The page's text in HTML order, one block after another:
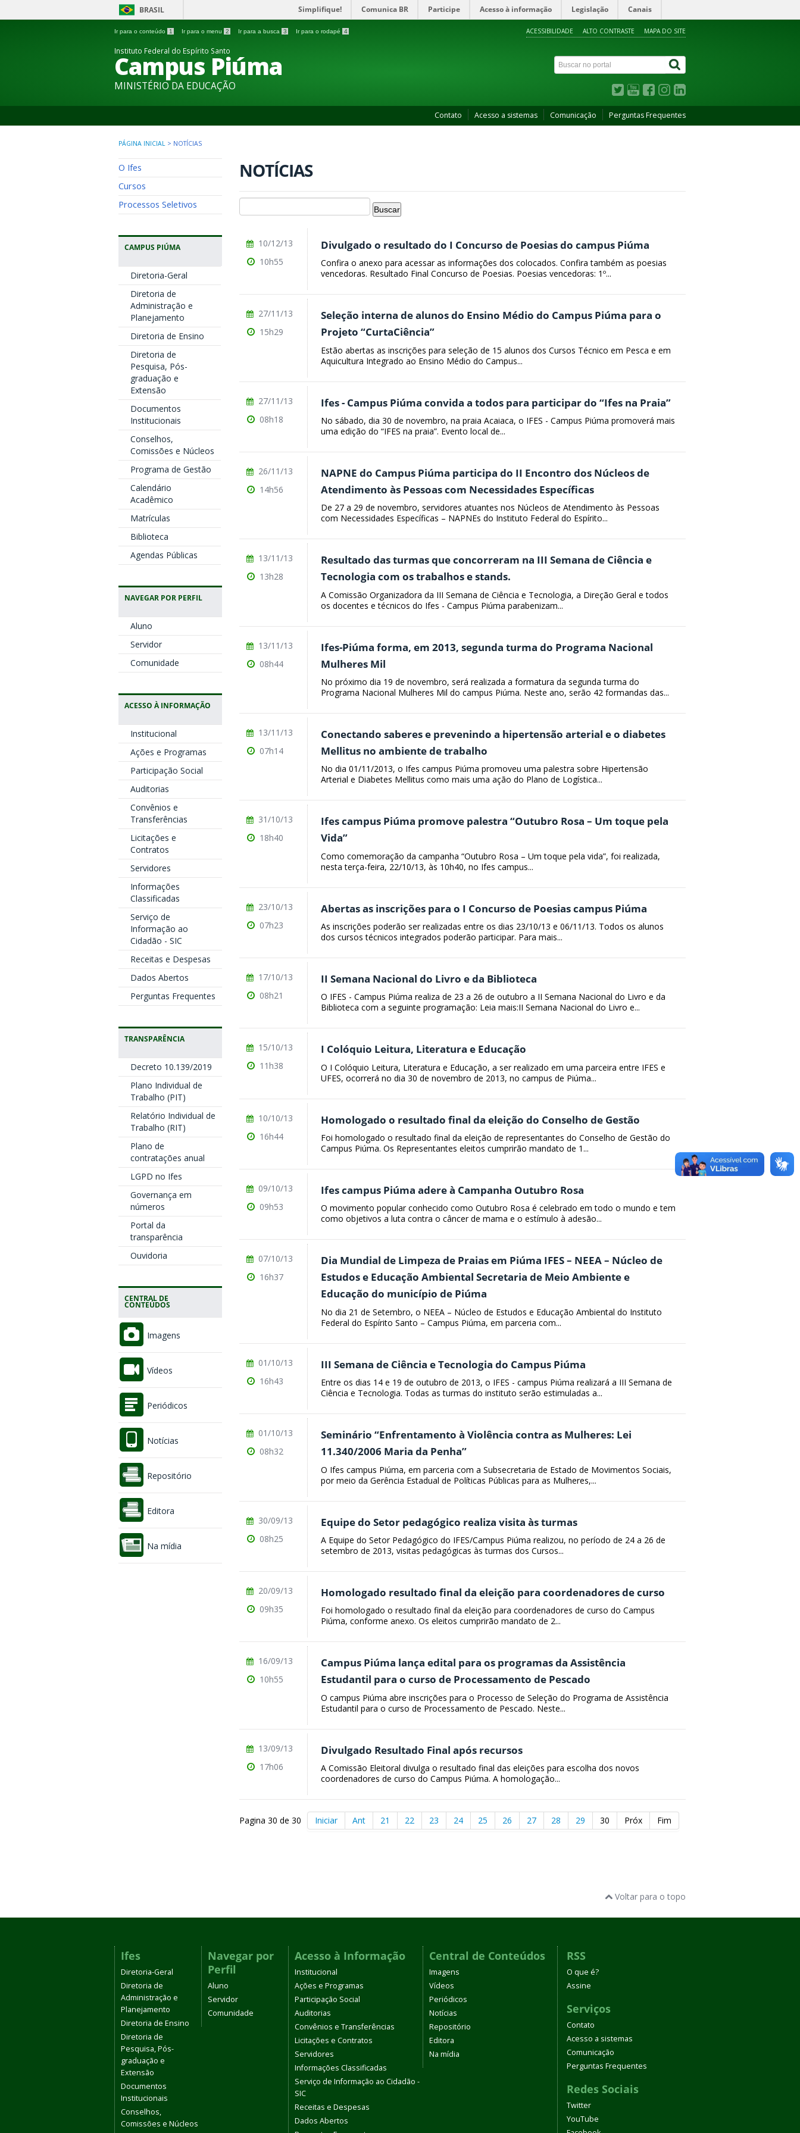
BRASIL Simplifique! Comunica BR Participe Acesso à informação Legislação Canais
Ir para o conteúdo 1 Ir para o menu 2 Ir para a busca 3 Ir para o rodapé 4 ACESSIBILIDADE ALTO CONTRASTE MAPA DO SITE
Instituto Federal do Espírito Santo
Campus Piúma
MINISTÉRIO DA EDUCAÇÃO
Contato Acesso a sistemas Comunicação Perguntas Frequentes
PÁGINA INICIAL > NOTÍCIAS
O Ifes
Cursos
Processos Seletivos
CAMPUS PIÚMA
Diretoria-Geral
Diretoria de
Administração e
Planejamento
Diretoria de Ensino
Diretoria de
Pesquisa, Pós-
graduação e
Extensão
Documentos
Institucionais
Conselhos,
Comissões e Núcleos
Programa de Gestão
Calendário
Acadêmico
Matrículas
Biblioteca
Agendas Públicas
NAVEGAR POR PERFIL
Aluno
Servidor
Comunidade
ACESSO À INFORMAÇÃO
Institucional
Ações e Programas
Participação Social
Auditorias
Convênios e
Transferências
Licitações e
Contratos
Servidores
Informações
Classificadas
Serviço de
Informação ao
Cidadão - SIC
Receitas e Despesas
Dados Abertos
Perguntas Frequentes
TRANSPARÊNCIA
Decreto 10.139/2019
Plano Individual de
Trabalho (PIT)
Relatório Individual de
Trabalho (RIT)
Plano de
contratações anual
LGPD no Ifes
Governança em
números
Portal da
transparência
Ouvidoria
CENTRAL DE
CONTEÚDOS
Imagens
Vídeos
Periódicos
Notícias
Repositório
Editora
Na mídia
NOTÍCIAS
Divulgado o resultado do I Concurso de Poesias do campus Piúma
Confira o anexo para acessar as informações dos colocados. Confira também as poesias
vencedoras. Resultado Final Concurso de Poesias. Poesias vencedoras: 1º...
10/12/13
10h55
Seleção interna de alunos do Ensino Médio do Campus Piúma para o
Projeto “CurtaCiência”
Estão abertas as inscrições para seleção de 15 alunos dos Cursos Técnico em Pesca e em
Aquicultura Integrado ao Ensino Médio do Campus...
27/11/13
15h29
Ifes - Campus Piúma convida a todos para participar do “Ifes na Praia”
No sábado, dia 30 de novembro, na praia Acaiaca, o IFES - Campus Piúma promoverá mais
uma edição do “IFES na praia”. Evento local de...
27/11/13
08h18
NAPNE do Campus Piúma participa do II Encontro dos Núcleos de
Atendimento às Pessoas com Necessidades Específicas
De 27 a 29 de novembro, servidores atuantes nos Núcleos de Atendimento às Pessoas
com Necessidades Específicas – NAPNEs do Instituto Federal do Espírito...
26/11/13
14h56
Resultado das turmas que concorreram na III Semana de Ciência e
Tecnologia com os trabalhos e stands.
A Comissão Organizadora da III Semana de Ciência e Tecnologia, a Direção Geral e todos
os docentes e técnicos do Ifes - Campus Piúma parabenizam...
13/11/13
13h28
Ifes-Piúma forma, em 2013, segunda turma do Programa Nacional
Mulheres Mil
No próximo dia 19 de novembro, será realizada a formatura da segunda turma do
Programa Nacional Mulheres Mil do campus Piúma. Neste ano, serão 42 formandas das...
13/11/13
08h44
Conectando saberes e prevenindo a hipertensão arterial e o diabetes
Mellitus no ambiente de trabalho
No dia 01/11/2013, o Ifes campus Piúma promoveu uma palestra sobre Hipertensão
Arterial e Diabetes Mellitus como mais uma ação do Plano de Logística...
13/11/13
07h14
Ifes campus Piúma promove palestra “Outubro Rosa – Um toque pela
Vida”
Como comemoração da campanha “Outubro Rosa – Um toque pela vida”, foi realizada,
nesta terça-feira, 22/10/13, às 10h40, no Ifes campus...
31/10/13
18h40
Abertas as inscrições para o I Concurso de Poesias campus Piúma
As inscrições poderão ser realizadas entre os dias 23/10/13 e 06/11/13. Todos os alunos
dos cursos técnicos integrados poderão participar. Para mais...
23/10/13
07h23
II Semana Nacional do Livro e da Biblioteca
O IFES - Campus Piúma realiza de 23 a 26 de outubro a II Semana Nacional do Livro e da
Biblioteca com a seguinte programação: Leia mais:II Semana Nacional do Livro e...
17/10/13
08h21
I Colóquio Leitura, Literatura e Educação
O I Colóquio Leitura, Literatura e Educação, a ser realizado em uma parceira entre IFES e
UFES, ocorrerá no dia 30 de novembro de 2013, no campus de Piúma...
15/10/13
11h38
Homologado o resultado final da eleição do Conselho de Gestão
Foi homologado o resultado final da eleição de representantes do Conselho de Gestão do
Campus Piúma. Os Representantes eleitos cumprirão mandato de 1...
10/10/13
16h44
Ifes campus Piúma adere à Campanha Outubro Rosa
O movimento popular conhecido como Outubro Rosa é celebrado em todo o mundo e tem
como objetivos a luta contra o câncer de mama e o estímulo à adesão...
09/10/13
09h53
Dia Mundial de Limpeza de Praias em Piúma IFES – NEEA – Núcleo de
Estudos e Educação Ambiental Secretaria de Meio Ambiente e
Educação do município de Piúma
No dia 21 de Setembro, o NEEA – Núcleo de Estudos e Educação Ambiental do Instituto
Federal do Espírito Santo – Campus Piúma, em parceria com...
07/10/13
16h37
III Semana de Ciência e Tecnologia do Campus Piúma
Entre os dias 14 e 19 de outubro de 2013, o IFES - campus Piúma realizará a III Semana de
Ciência e Tecnologia. Todas as turmas do instituto serão estimuladas a...
01/10/13
16h43
Seminário “Enfrentamento à Violência contra as Mulheres: Lei
11.340/2006 Maria da Penha’’
O Ifes campus Piúma, em parceria com a Subsecretaria de Estado de Movimentos Sociais,
por meio da Gerência Estadual de Políticas Públicas para as Mulheres,...
01/10/13
08h32
Equipe do Setor pedagógico realiza visita às turmas
A Equipe do Setor Pedagógico do IFES/Campus Piúma realizou, no período de 24 a 26 de
setembro de 2013, visitas pedagógicas às turmas dos Cursos...
30/09/13
08h25
Homologado resultado final da eleição para coordenadores de curso
Foi homologado o resultado final da eleição para coordenadores de curso do Campus
Piúma, conforme anexo. Os eleitos cumprirão mandato de 2...
20/09/13
09h35
Campus Piúma lança edital para os programas da Assistência
Estudantil para o curso de Processamento de Pescado
O campus Piúma abre inscrições para o Processo de Seleção do Programa de Assistência
Estudantil para o curso de Processamento de Pescado. Neste...
16/09/13
10h55
Divulgado Resultado Final após recursos
A Comissão Eleitoral divulga o resultado final das eleições para escolha dos novos
coordenadores de curso do Campus Piúma. A homologação...
13/09/13
17h06
Pagina 30 de 30 Iniciar Ant 21 22 23 24 25 26 27 28 29 30 Próx Fim
Voltar para o topo
Ifes
Diretoria-Geral
Diretoria de
Administração e
Planejamento
Diretoria de Ensino
Diretoria de
Pesquisa, Pós-
graduação e
Extensão
Documentos
Institucionais
Conselhos,
Comissões e Núcleos
Navegar por
Perfil
Aluno
Servidor
Comunidade
Acesso à Informação
Institucional
Ações e Programas
Participação Social
Auditorias
Convênios e Transferências
Licitações e Contratos
Servidores
Informações Classificadas
Serviço de Informação ao Cidadão -
SIC
Receitas e Despesas
Dados Abertos
Central de Conteúdos
Imagens
Vídeos
Periódicos
Notícias
Repositório
Editora
Na mídia
RSS
O que é?
Assine
Serviços
Contato
Acesso a sistemas
Comunicação
Perguntas Frequentes
Redes Sociais
Twitter
YouTube